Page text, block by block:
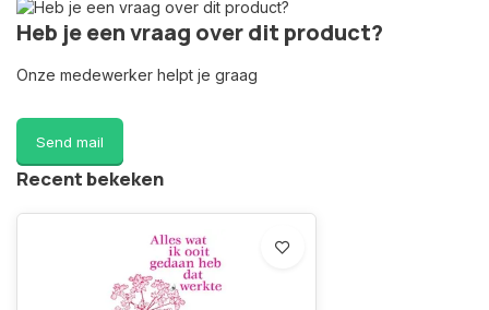
Heb je een vraag over dit product?
Onze medewerker helpt je graag
Send mail
Recent bekeken